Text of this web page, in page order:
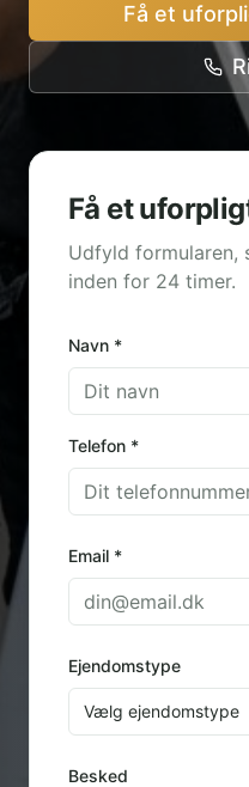
Få et
Få et
Udfyld formularen,
inden for 24 timer.
Navn *
Telefon *
Email *
Ejendomstype
Vælg ejendomstype
Besked